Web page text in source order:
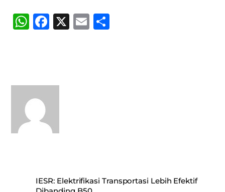
W
pp
Fa X E
IESR: Elektrifikasi Transportasi Lebih Efektif